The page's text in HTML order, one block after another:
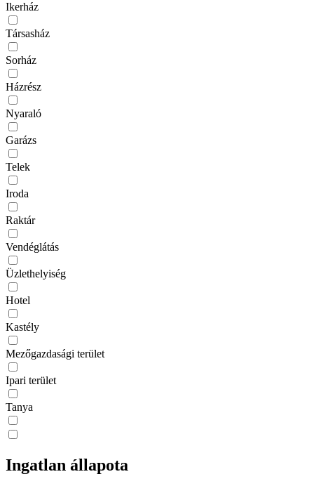
Ikerház
Társasház
Sorház
Házrész
Nyaraló
Garázs
Telek
Iroda
Raktár
Vendéglátás
Üzlethelyiség
Hotel
Kastély
Mezőgazdasági terület
Ipari terület
Tanya
Ingatlan állapota